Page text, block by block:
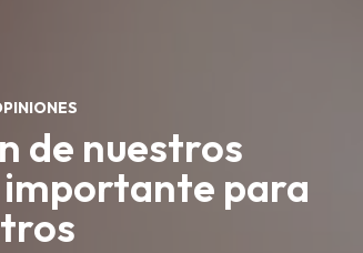
de nuestros
importante para